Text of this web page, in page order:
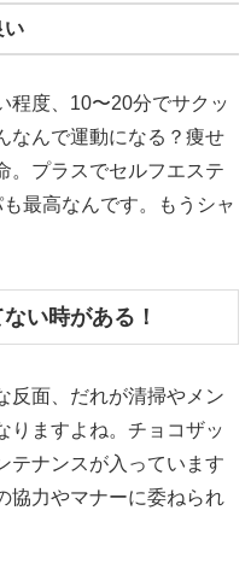
い
程度、10〜20分でサクッ
なんで運動になる？痩せ
。プラスでセルフエステ
最高なんです。もうシャ
い時がある！
反面、だれが清掃やメン
りますよね。チョコザッ
テナンスが入っています
協力やマナーに委ねられ